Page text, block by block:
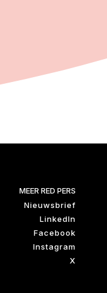
MEER RED PERS
Nieuwsbrief
LinkedIn
Facebook
Instagram
X